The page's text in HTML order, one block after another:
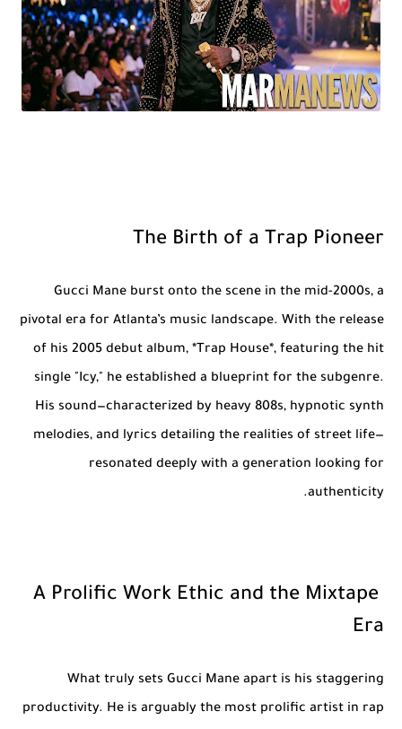
The Birth of a Trap Pioneer
Gucci Mane burst onto the scene in the mid-2000s, a
pivotal era for Atlanta’s music landscape. With the release
of his 2005 debut album, *Trap House*, featuring the hit
single "Icy," he established a blueprint for the subgenre.
His sound—characterized by heavy 808s, hypnotic synth
melodies, and lyrics detailing the realities of street life—
resonated deeply with a generation looking for
authenticity.
A Prolific Work Ethic and the Mixtape
Era
What truly sets Gucci Mane apart is his staggering
productivity. He is arguably the most prolific artist in rap